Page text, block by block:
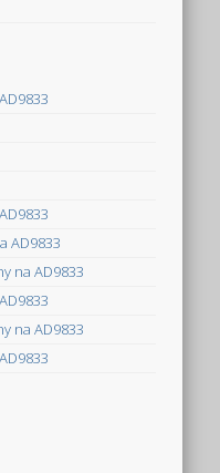
AD9833
na AD9833
na AD9833